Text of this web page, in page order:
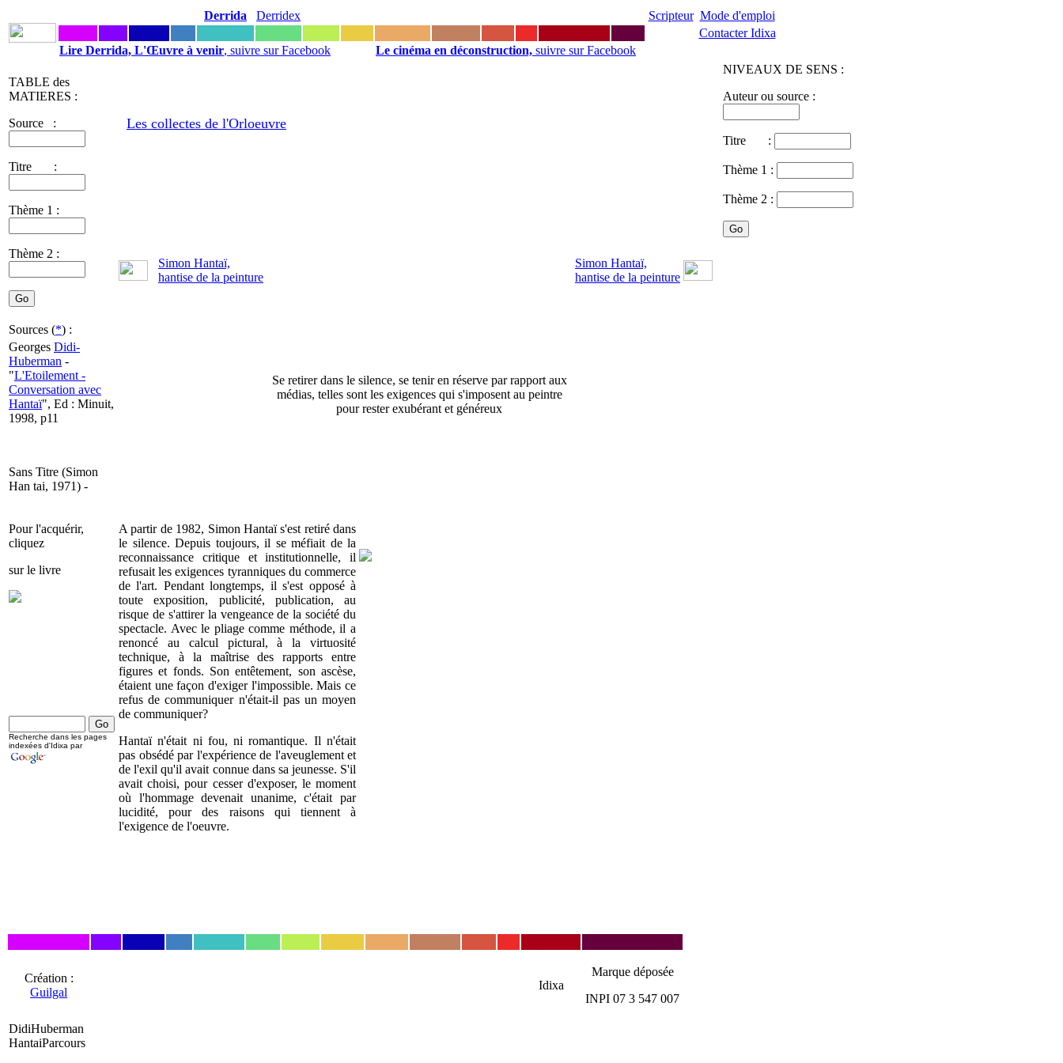
Derrida Derridex Scripteur Mode d'emploi
Contacter Idixa
Lire Derrida, L'Œuvre à venir, suivre sur Facebook Le cinéma en déconstruction, suivre sur Facebook
TABLE des
MATIERES :
Source :
Titre :
Thème 1 :
Thème 2 :
NIVEAUX DE SENS :
Auteur ou source :
Titre :
Thème 1 :
Thème 2 :
Les collectes de l'Orloeuvre
Simon Hantaï,
hantise de la peinture
Simon Hantaï,
hantise de la peinture
Sources (*) :
Georges Didi-
Huberman -
"L'Etoilement -
Conversation avec
Hantaï", Ed : Minuit,
1998, p11
Sans Titre (Simon
Han tai, 1971) -
Se retirer dans le silence, se tenir en réserve par rapport aux
médias, telles sont les exigences qui s'imposent au peintre
pour rester exubérant et généreux
Pour l'acquérir,
cliquez
sur le livre
A partir de 1982, Simon Hantaï s'est retiré dans
le silence. Depuis toujours, il se méfiait de la
reconnaissance critique et institutionnelle, il
refusait les exigences tyranniques du commerce
de l'art. Pendant longtemps, il s'est opposé à
toute exposition, publicité, publication, au
risque de s'attirer la vengeance de la société du
spectacle. Avec le pliage comme méthode, il a
renoncé au calcul pictural, à la virtuosité
technique, à la maîtrise des rapports entre
figures et fonds. Son entêtement, son ascèse,
étaient une façon d'exiger l'impossible. Mais ce
refus de communiquer n'était-il pas un moyen
de communiquer?
Hantaï n'était ni fou, ni romantique. Il n'était
pas obsédé par l'expérience de l'aveuglement et
de l'exil qu'il avait connue dans sa jeunesse. S'il
avait choisi, pour cesser d'exposer, le moment
où l'hommage devenait unanime, c'était par
lucidité, pour des raisons qui tiennent à
l'exigence de l'oeuvre.
Recherche dans les pages
indexées d'Idixa par
Création :
Guilgal
Idixa
Marque déposée
INPI 07 3 547 007
DidiHuberman
HantaiParcours